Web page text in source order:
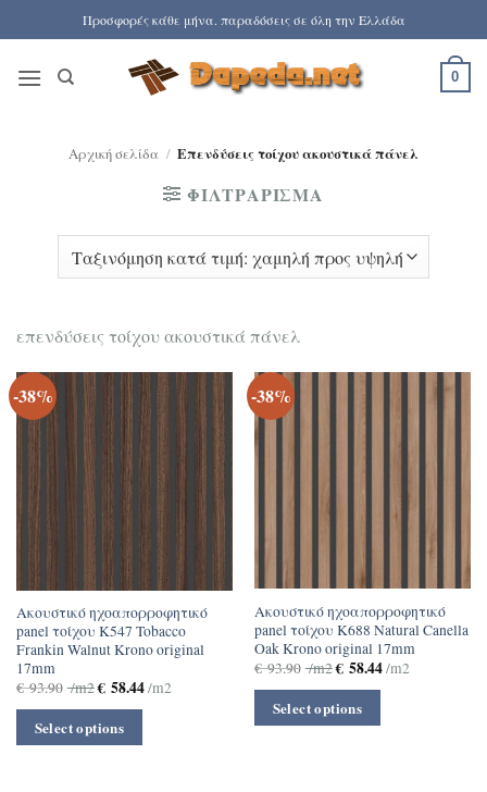
στο
περιεχόμενο
Προσφορές κάθε μήνα. παραδόσεις σε όλη την Ελλάδα
0
Αρχική σελίδα / Επενδύσεις τοίχου ακουστικά πάνελ
ΦΙΛΤΡΆΡΙΣΜΑ
επενδύσεις τοίχου ακουστικά πάνελ
-38%
Ακουστικό ηχοαπορροφητικό
panel τοίχου Κ547 Tobacco
Frankin Walnut Krono original
17mm
€93.90 /m2€58.44/m2
Select options
-38%
Ακουστικό ηχοαπορροφητικό
panel τοίχου Κ688 Natural Canella
Oak Krono original 17mm
€93.90 /m2€58.44/m2
Select options